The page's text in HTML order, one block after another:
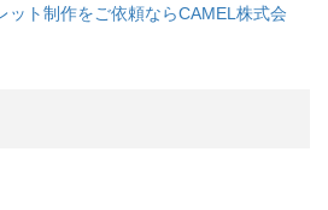
ット制作をご依頼ならCAMEL株式会